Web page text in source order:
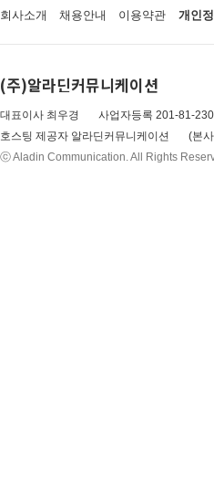
회사소개 채용안내 이용약관 개인
(주)알라딘커뮤니케이션
대표이사 최우경 사업자등록 201-81-
호스팅 제공자 알라딘커뮤니케이션
(본
ⓒ Aladin Communication. All Rights